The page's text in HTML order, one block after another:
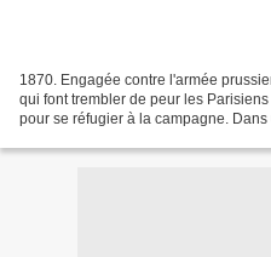
1870. Engagée contre l'armée
qui font trembler de peur les
pour se réfugier à la campagne.